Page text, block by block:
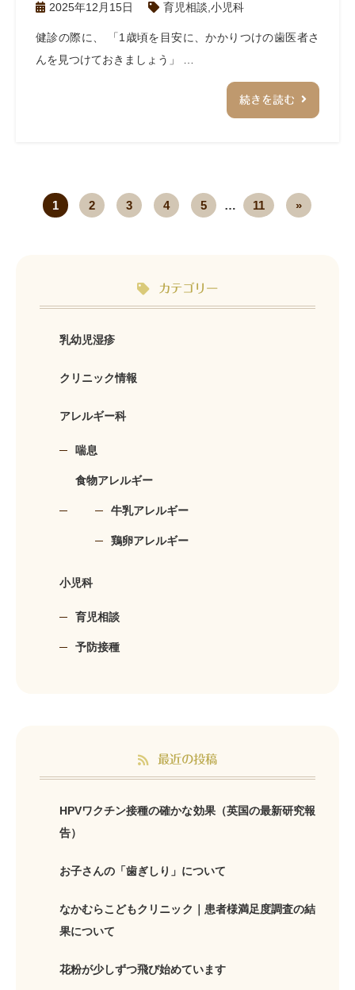
2025年12月15日 育児相談 小児科
健診の際に、 「1歳頃を目安に、かかりつけの歯医者さ
んを見つけておきましょう」 …
続きを読む
1 2 3 4 5 … 11 »
カテゴリー
乳幼児湿疹
クリニック情報
アレルギー科
喘息
食物アレルギー
牛乳アレルギー
鶏卵アレルギー
小児科
育児相談
予防接種
最近の投稿
HPVワクチン接種の確かな効果（英国の最新研究報
告）
お子さんの「歯ぎしり」について
なかむらこどもクリニック｜患者様満足度調査の結
果について
花粉が少しずつ飛び始めています